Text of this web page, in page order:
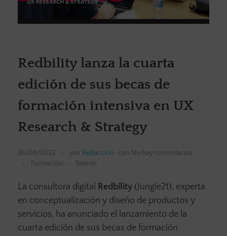
Redbility lanza la cuarta
edición de sus becas de
formación intensiva en UX
Research & Strategy
26/09/2022 por Redacción con No hay comentarios
Formación
Talento
La consultora digital Redbility (Jungle21), experta
en conceptualización y diseño de productos y
servicios, ha anunciado el lanzamiento de la
cuarta edición de sus becas de formación